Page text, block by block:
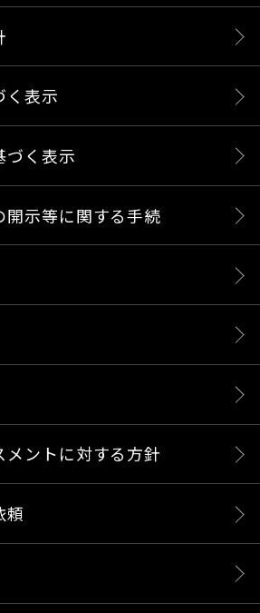
く表示
づく表示
示等に関する手続
メントに対する方針
頼